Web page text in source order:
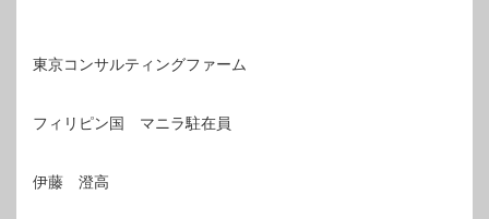
東京コンサルティングファーム
フィリピン国 マニラ駐在員
伊藤 澄高